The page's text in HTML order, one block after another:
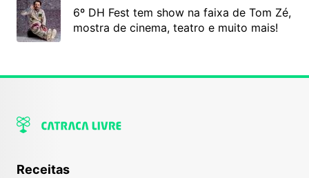
6º DH Fest tem show na faixa de Tom Zé,
mostra de cinema, teatro e muito mais!
Receitas